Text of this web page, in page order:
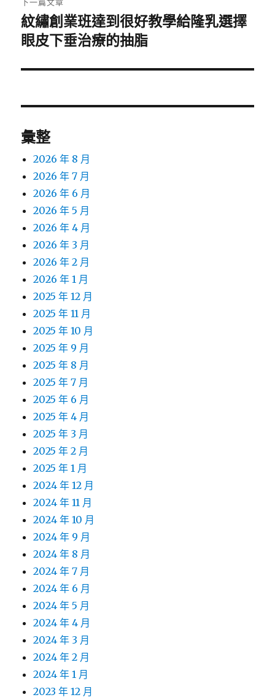
下
一
文
紋繡創業班達到很好教學給隆乳選擇
眼皮下垂治療的抽脂
彙整
2026 年 8 月
2026 年 7 月
2026 年 6 月
2026 年 5 月
2026 年 4 月
2026 年 3 月
2026 年 2 月
2026 年 1 月
2025 年 12 月
2025 年 11 月
2025 年 10 月
2025 年 9 月
2025 年 8 月
2025 年 7 月
2025 年 6 月
2025 年 4 月
2025 年 3 月
2025 年 2 月
2025 年 1 月
2024 年 12 月
2024 年 11 月
2024 年 10 月
2024 年 9 月
2024 年 8 月
2024 年 7 月
2024 年 6 月
2024 年 5 月
2024 年 4 月
2024 年 3 月
2024 年 2 月
2024 年 1 月
2023 年 12 月